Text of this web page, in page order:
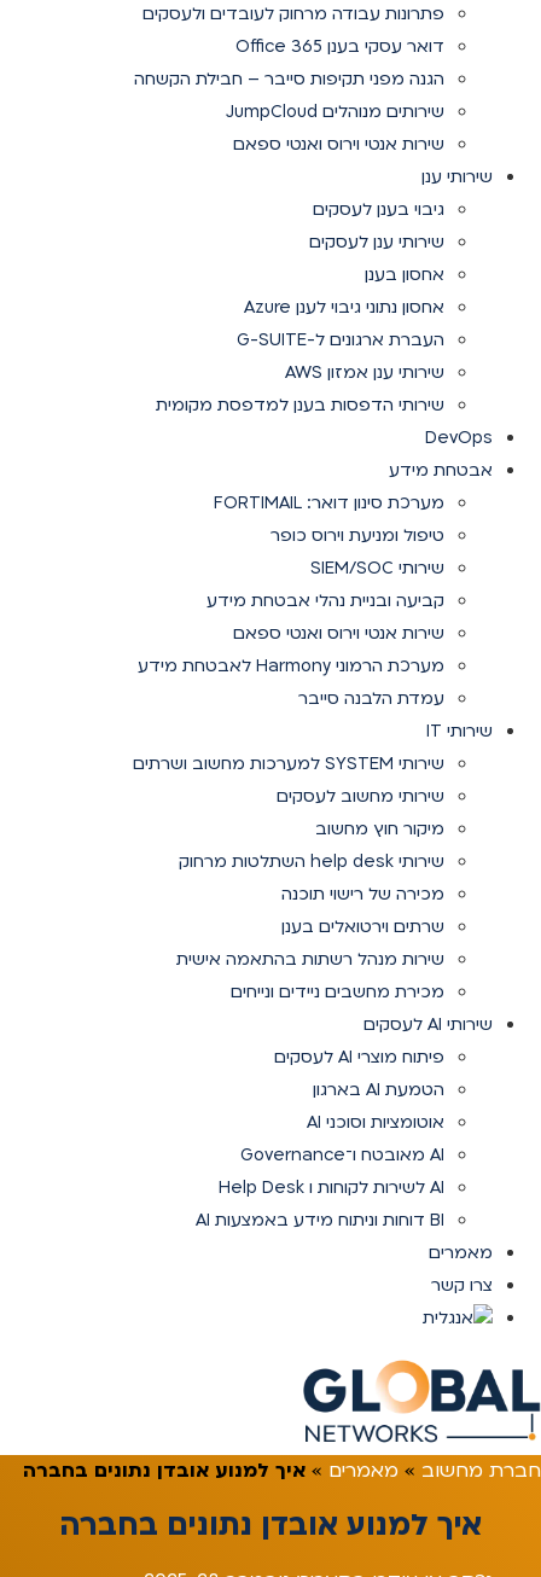
פתרונות עבודה מרחוק לעובדים ולעסקים
דואר עסקי בענן Office 365
הגנה מפני תקיפות סייבר – חבילת הקשחה
שירותים מנוהלים JumpCloud
שירות אנטי וירוס ואנטי ספאם
שירותי ענן
גיבוי בענן לעסקים
שירותי ענן לעסקים
אחסון בענן
אחסון נתוני גיבוי לענן Azure
העברת ארגונים ל-G-SUITE
שירותי ענן אמזון AWS
שירותי הדפסות בענן למדפסת מקומית
DevOps
אבטחת מידע
מערכת סינון דואר: FORTIMAIL
טיפול ומניעת וירוס כופר
שירותי SIEM/SOC
קביעה ובניית נהלי אבטחת מידע
שירות אנטי וירוס ואנטי ספאם
מערכת הרמוני Harmony לאבטחת מידע
עמדת הלבנה סייבר
שירותי IT
שירותי SYSTEM למערכות מחשוב ושרתים
שירותי מחשוב לעסקים
מיקור חוץ מחשוב
שירותי help desk השתלטות מרחוק
מכירה של רישוי תוכנה
שרתים וירטואלים בענן
שירות מנהל רשתות בהתאמה אישית
מכירת מחשבים ניידים ונייחים
שירותי AI לעסקים
פיתוח מוצרי AI לעסקים
הטמעת AI בארגון
אוטומציות וסוכני AI
AI מאובטח ו־Governance
AI לשירות לקוחות ו Help Desk
BI דוחות וניתוח מידע באמצעות AI
מאמרים
צרו קשר
חברת מחשוב » מאמרים » איך למנוע אובדן נתונים בחברה
איך למנוע אובדן נתונים בחברה